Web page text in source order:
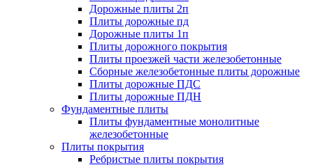
Дорожные плиты 2п
Плиты дорожные пд
Дорожные плиты 1п
Плиты дорожного покрытия
Плиты проезжей части железобетонные
Сборные железобетонные плиты дорожные
Плиты дорожные ПДС
Плиты дорожные ПДН
Фундаментные плиты
Плиты фундаментные монолитные
железобетонные
Плиты покрытия
Ребристые плиты покрытия